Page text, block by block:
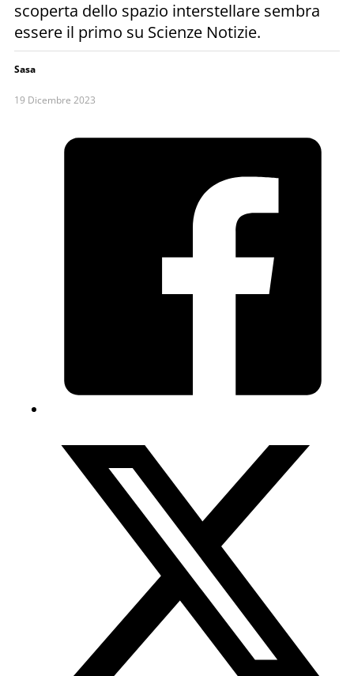
scoperta dello spazio interstellare sembra
essere il primo su Scienze Notizie.
Sasa
19 Dicembre 2023